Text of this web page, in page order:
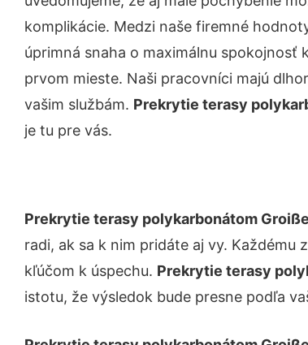
komplikácie. Medzi naše firemné
úprimná snaha o maximálnu spokojnosť
prvom mieste. Naši pracovníci majú
vašim službám. Prekrytie terasy
je tu pre vás.
Prekrytie terasy polykarbonátom
radi, ak sa k nim pridáte aj vy.
kľúčom k úspechu. Prekrytie terasy
istotu, že výsledok bude presne podľa